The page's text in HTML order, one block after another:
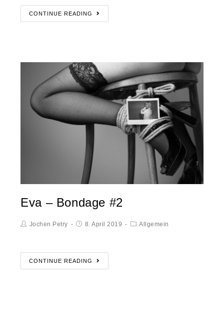
CONTINUE READING
Eva – Bondage #2
Jochen Petry 8. April 2019 Allgemein
CONTINUE READING